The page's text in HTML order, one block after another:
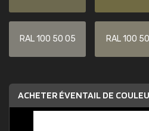
RAL 100 50 05 RAL 100
ACHETER ÉVENTAIL DE